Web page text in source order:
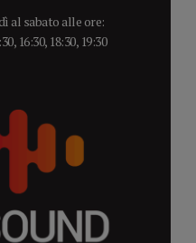
al sabato alle ore:
16:30, 18:30, 19:30